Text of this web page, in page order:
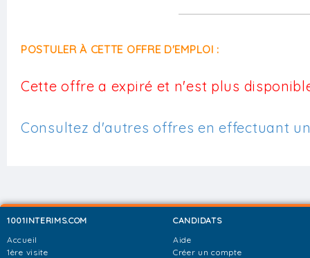
POSTULER À CETTE OFFRE D'EMPLOI :
Cette offre a expiré et n'est plus
Consultez d'autres offres en effectuant
1001INTERIMS.COM
Accueil
1ère visite
CANDIDATS
Aide
Créer un compte